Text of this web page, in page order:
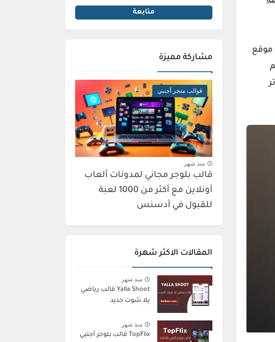
موقع
متابعة
مشاركة مميزة
قوالب متجر أجنبي
منذ شهر
قالب بلوجر مجاني لمدونات ألعاب
أونلاين مع أكثر من 1000 لعبة
للقبول في أدسنس
المقالات الاكثر شهرة
منذ شهر
Yalla Shoot قالب رياضي
يلا شوت جديد
منذ شهر
TopFlix قالب بلوجر أجنبي